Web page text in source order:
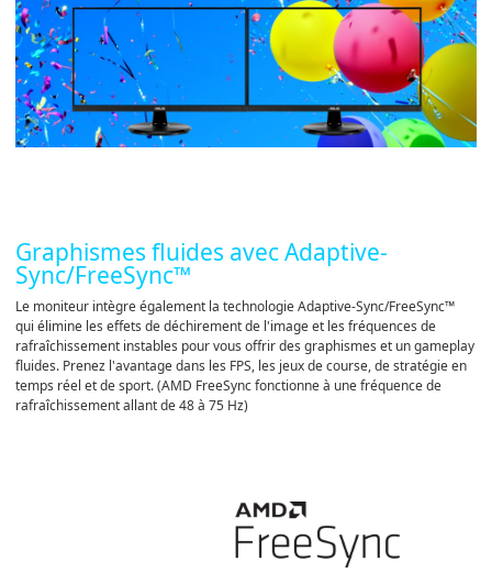
Graphismes fluides avec Adaptive-
Sync/FreeSync™
Le moniteur intègre également la technologie Adaptive-Sync/FreeSync™
qui élimine les effets de déchirement de l'image et les fréquences de
rafraîchissement instables pour vous offrir des graphismes et un gameplay
fluides. Prenez l'avantage dans les FPS, les jeux de course, de stratégie en
temps réel et de sport. (AMD FreeSync fonctionne à une fréquence de
rafraîchissement allant de 48 à 75 Hz)